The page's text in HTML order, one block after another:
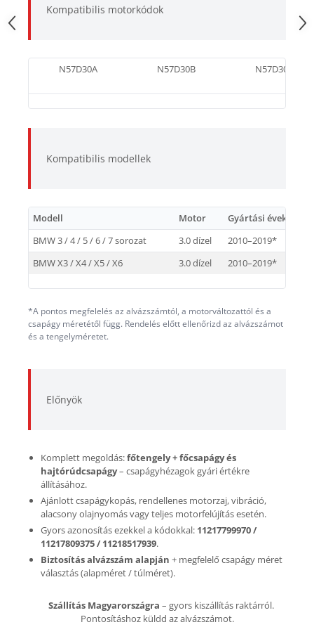
Kompatibilis motorkódok
N57D30A N57D30B N57D30C
Kompatibilis modellek
Modell Motor Gyártási évek
BMW 3 / 4 / 5 / 6 / 7 sorozat
3.0 dízel 2010–2019*
BMW X3 / X4 / X5 / X6
3.0 dízel 2010–2019*
*A pontos megfelelés az alvázszámtól, a motorváltozattól és a
csapágy méretétől függ. Rendelés előtt ellenőrizd az alvázszámot
és a tengelyméretet.
Előnyök
Komplett megoldás:főtengely + főcsapágy és
hajtórúdcsapágy– csapágyhézagok gyári értékre
állításához.
Ajánlott csapágykopás, rendellenes motorzaj, vibráció,
alacsony olajnyomás vagy teljes motorfelújítás esetén.
Gyors azonosítás ezekkel a kódokkal: 11217799970 /
11217809375 / 11218517939.
Biztosítás alvázszám alapján + megfelelő csapágy méret
választás (alapméret / túlméret).
Szállítás Magyarországra – gyors kiszállítás raktárról.
Pontosításhoz küldd az alvázszámot.